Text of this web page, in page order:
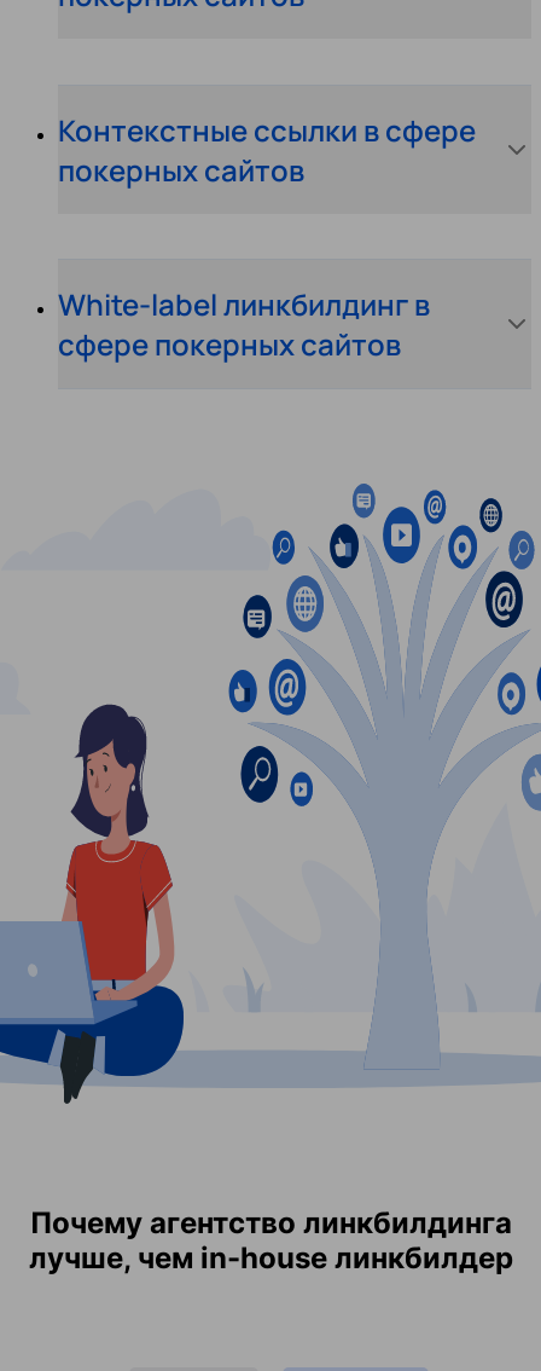
Контекстные ссылки в сфере
покерных сайтов
White-label линкбилдинг в
сфере покерных сайтов
Почему агентство линкбилдинга
лучше, чем in-house линкбилдер